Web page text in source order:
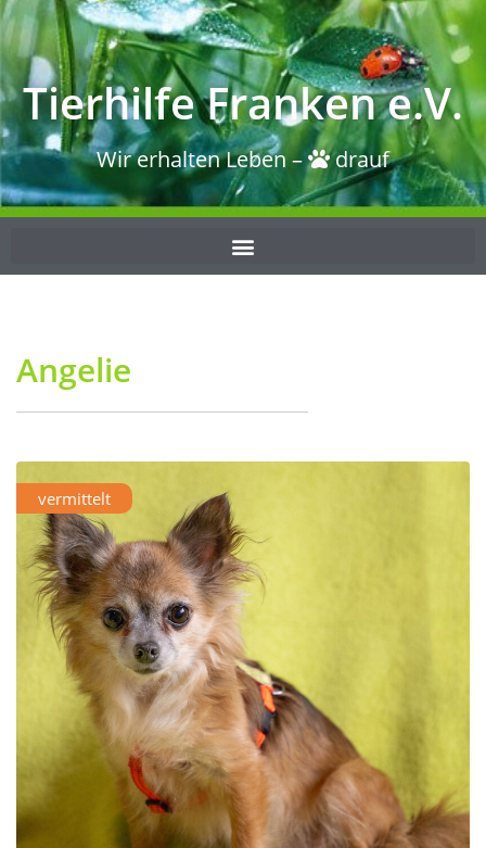
Tierhilfe Franken e.V.
Wir erhalten Leben – drauf
Angelie
vermittelt